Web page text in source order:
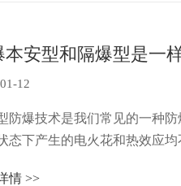
本安型和隔爆型是一
12
防爆技术是我们常见的一种
态下产生的电火花和热效应
情 >>